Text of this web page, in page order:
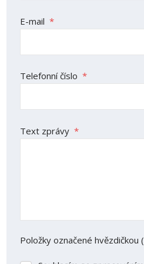
E-mail *
Telefonní číslo *
Text zprávy *
Položky označené hvězdičkou (